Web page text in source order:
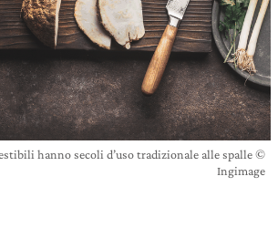
hanno secoli d’uso tradizionale alle spalle ©
Ingimage